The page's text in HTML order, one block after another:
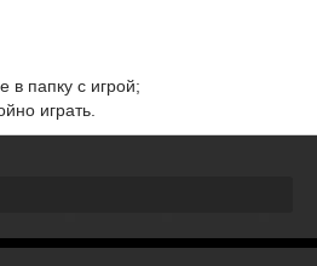
в папку с игрой;
играть.